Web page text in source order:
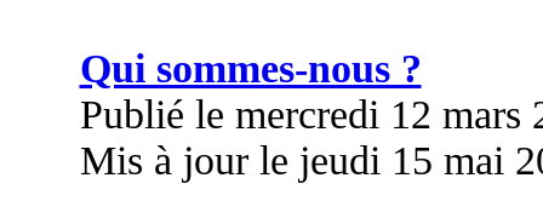
Qui sommes-nous ?
Publié le mercredi 12 mars
Mis à jour le jeudi 15 mai